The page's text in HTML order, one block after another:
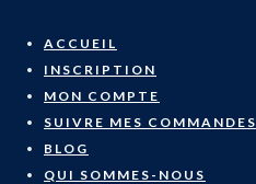
content
ACCUEIL
INSCRIPTION
MON COMPTE
SUIVRE MES COMMANDES
BLOG
QUI SOMMES-NOUS